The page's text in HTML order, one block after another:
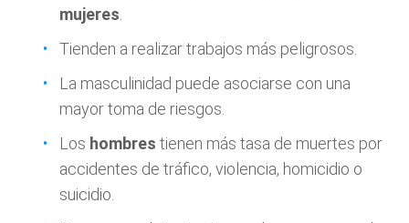
mujeres
Tienden a realizar trabajos más peligrosos.
La masculinidad puede asociarse con una
mayor toma de riesgos.
Los hombres tienen más tasa de muertes por
accidentes de tráfico, violencia, homicidio o
suicidio.